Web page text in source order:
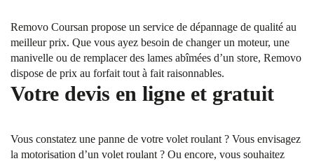
Removo Coursan propose un service de dépannage de qualité au
meilleur prix. Que vous ayez besoin de changer un moteur, une
manivelle ou de remplacer des lames abîmées d’un store, Removo
dispose de prix au forfait tout à fait raisonnables.
Votre devis en ligne et gratuit
Vous constatez une panne de votre volet roulant ? Vous envisagez
la motorisation d’un volet roulant ? Ou encore, vous souhaitez